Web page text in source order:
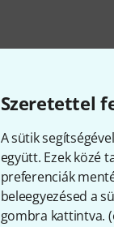
Szeretettel
A sütik
együtt. Ezek közé
preferenciák
beleegyezésed a
gombra kattintva. (